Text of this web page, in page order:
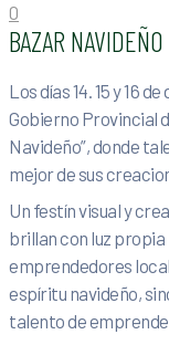
0
BAZAR
Los días 14. 15 y 16
Gobierno Provincial
Navideño”, donde
mejor de sus
Un festín visual y
brillan con luz
emprendedores
espíritu navideño,
talento de